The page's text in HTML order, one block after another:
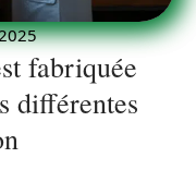
fabriquée
différentes